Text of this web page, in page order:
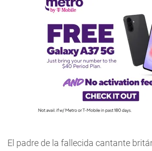
El padre de la fallecida cantante